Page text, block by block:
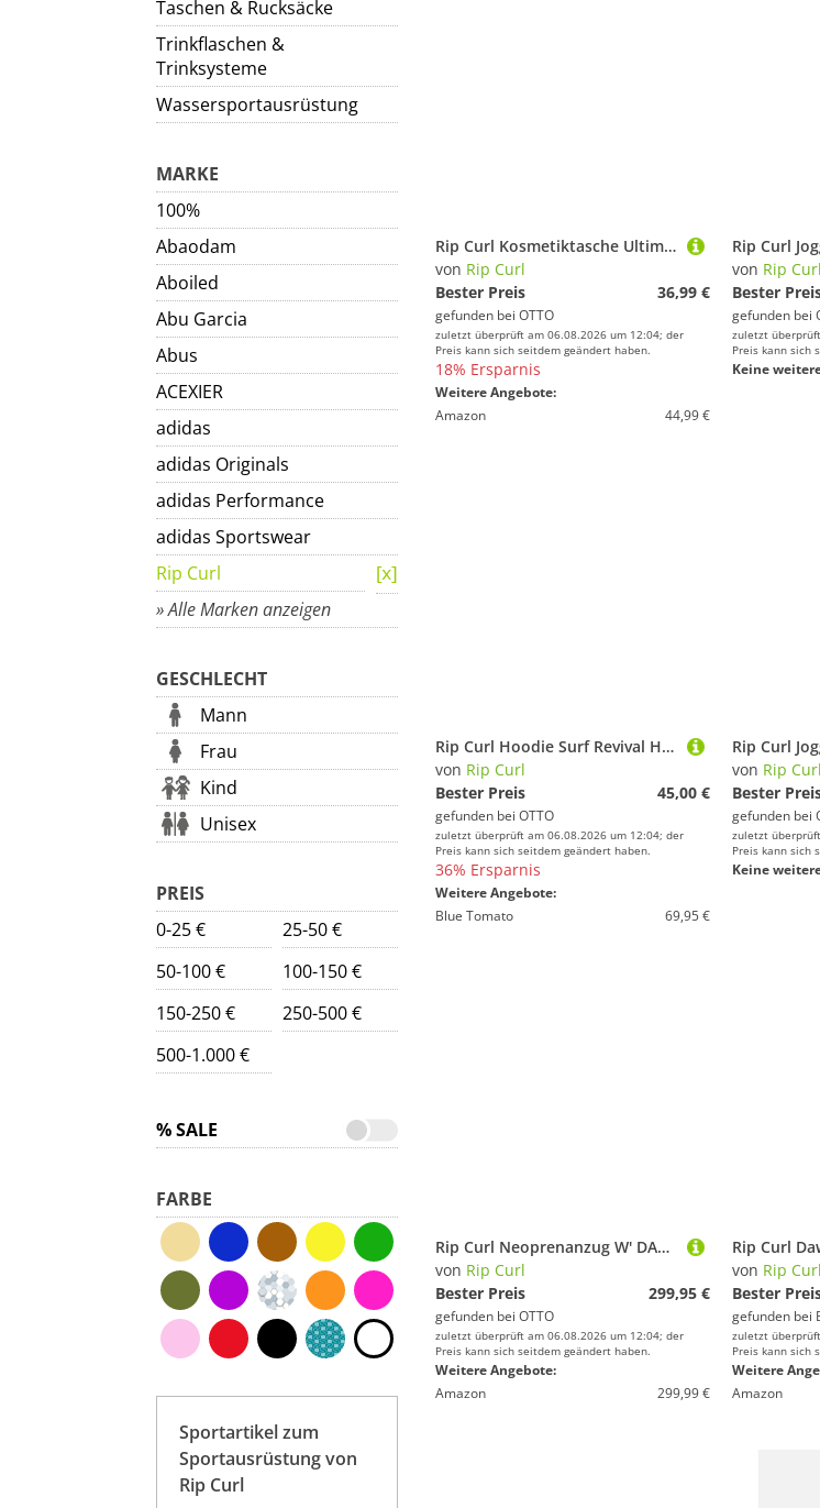
Taschen & Rucksäcke
Trinkflaschen &
Trinksysteme
Wassersportausrüstung
MARKE
100%
Abaodam
Aboiled
Abu Garcia
Abus
ACEXIER
adidas
adidas Originals
adidas Performance
adidas Sportswear
Rip Curl
» Alle Marken anzeigen
GESCHLECHT
Mann
Frau
Kind
Unisex
PREIS
0-25 €
25-50 €
50-100 €
100-150 €
150-250 €
250-500 €
500-1.000 €
% SALE
FARBE
Sportartikel zum
Sportausrüstung von
Rip Curl
Rip Curl Kosmetiktasche Ultimate Kosmetiktasche
von Rip Curl
Bester Preis
36,99 €
gefunden bei OTTO
zuletzt überprüft am 06.08.2026 um 12:04; der
Preis kann sich seitdem geändert haben.
18% Ersparnis
Weitere Angebote:
Amazon
44,99 €
von Rip Curl
Bester
gefunden bei
zuletzt
Preis kann sich
Keine
Rip Curl Hoodie Surf Revival Heritage Hoodie
von Rip Curl
Bester Preis
45,00 €
gefunden bei OTTO
zuletzt überprüft am 06.08.2026 um 12:04; der
Preis kann sich seitdem geändert haben.
36% Ersparnis
Weitere Angebote:
Blue Tomato
69,95 €
von Rip Curl
Bester
gefunden bei
zuletzt
Preis kann sich
Keine
Rip Curl Neoprenanzug W' DAWN PATROL 4/3 Back Zip, W' DAWN PATROL 4/3 Back Zip
von Rip Curl
Bester Preis
299,95 €
gefunden bei OTTO
zuletzt überprüft am 06.08.2026 um 12:04; der
Preis kann sich seitdem geändert haben.
Weitere Angebote:
Amazon
299,99 €
von Rip Curl
Bester
gefunden bei
zuletzt
Preis kann sich
Weitere
Amazon